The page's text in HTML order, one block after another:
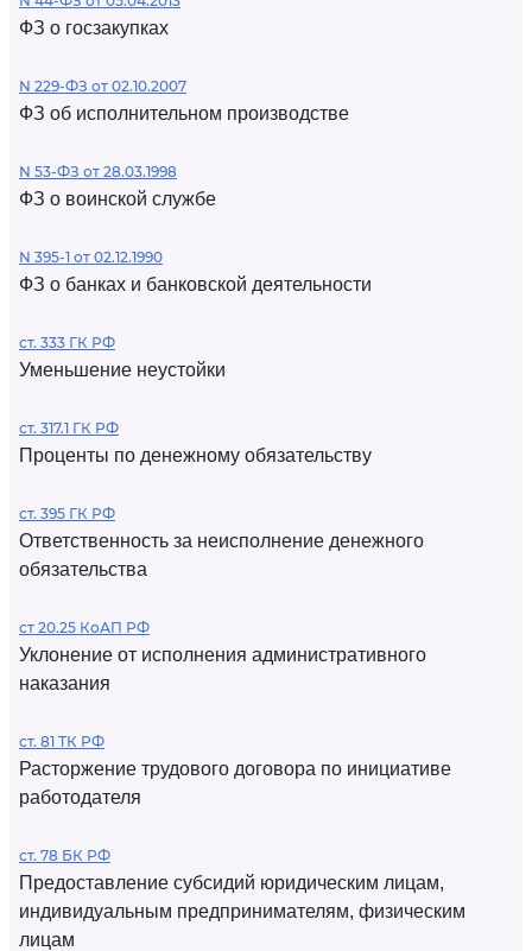
ФЗ о госзакупках
N 229-ФЗ от 02.10.2007
ФЗ об исполнительном производстве
N 53-ФЗ от 28.03.1998
ФЗ о воинской службе
N 395-1 от 02.12.1990
ФЗ о банках и банковской деятельности
ст. 333 ГК РФ
Уменьшение неустойки
ст. 317.1 ГК РФ
Проценты по денежному обязательству
ст. 395 ГК РФ
Ответственность за неисполнение денежного
обязательства
ст 20.25 КоАП РФ
Уклонение от исполнения административного
наказания
ст. 81 ТК РФ
Расторжение трудового договора по инициативе
работодателя
ст. 78 БК РФ
Предоставление субсидий юридическим лицам,
индивидуальным предпринимателям, физическим
лицам